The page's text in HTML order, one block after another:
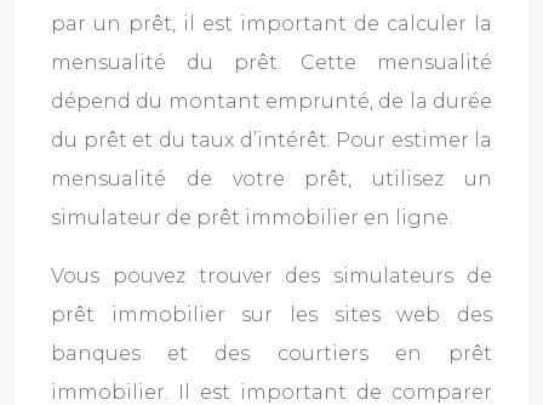
par un prêt, il est important de calculer la
mensualité du prêt. Cette mensualité
dépend du montant emprunté, de la durée
du prêt et du taux d’intérêt. Pour estimer la
mensualité de votre prêt, utilisez un
simulateur de prêt immobilier en ligne.
Vous pouvez trouver des simulateurs de
prêt immobilier sur les sites web des
banques et des courtiers en prêt
immobilier. Il est important de comparer